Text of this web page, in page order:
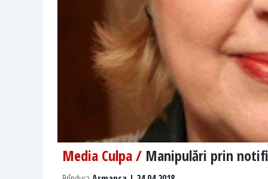
Media Culpa / Manipulări prin